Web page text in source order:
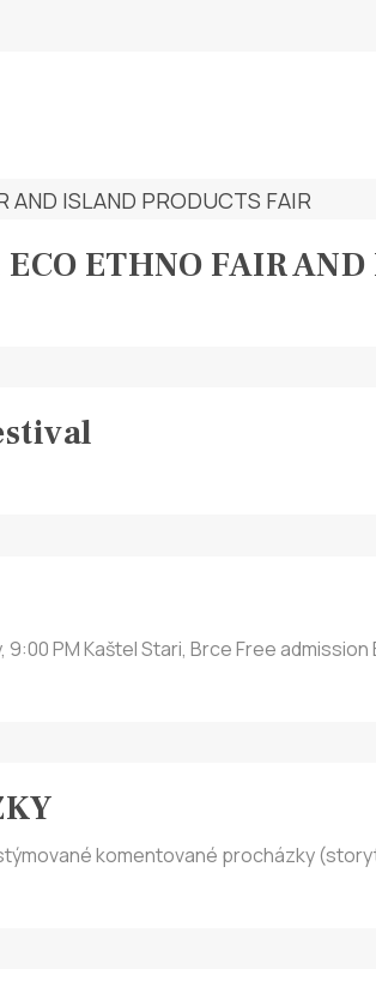
ETHNO FAIR
PM Kaštel Stari, Brce Free admission
komentované procházky